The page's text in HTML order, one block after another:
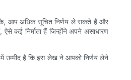
करके, आप अधिक सूचित निर्णय ले सकते हैं और
कई निर्माता हैं जिन्होंने अपने असाधारण
उम्मीद है कि इस लेख ने आपको निर्णय लेने